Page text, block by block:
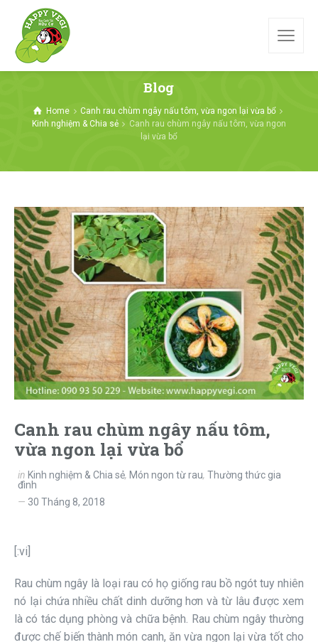
Blog
Home
Canh rau chùm ngây nấu tôm, vừa ngon lại vừa bổ
Kinh nghiệm & Chia sẻ
Canh rau chùm ngây nấu tôm, vừa ngon
lại vừa bổ
Canh rau chùm ngây nấu tôm,
vừa ngon lại vừa bổ
in Kinh nghiệm & Chia sẻ, Món ngon từ rau, Thường thức gia
đình
30 Tháng 8, 2018
[:vi]
Rau chùm ngây là loại rau có họ giống rau bồ ngót tuy nhiên
nó lại chứa nhiều chất dinh dưỡng hơn và từ lâu được xem
là có tác dụng phòng và chữa bệnh. Rau chùm ngây thường
được chế biến thành món canh, ăn vừa ngon lại vừa tốt cho